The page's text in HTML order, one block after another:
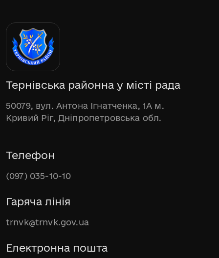
Тернівська районна у місті рада
50079, вул. Антона Ігнатченка, 1А м.
Кривий Ріг, Дніпропетровська обл.
Телефон
(097) 035-10-10
Гаряча лінія
trnvk@trnvk.gov.ua
Електронна пошта